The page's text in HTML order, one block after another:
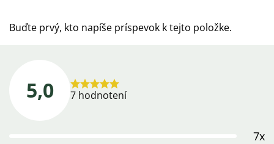
Buďte prvý, kto napíše príspevok k tejto položke.
5,0
Priemerné
7 hodnotení
7x